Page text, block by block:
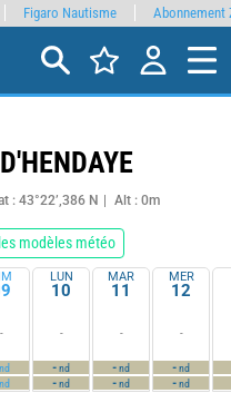
: 43°22’,386 N Alt : 0m
modèles météo
-
nd
nd
LUN
10
-
-nd
-nd
MAR
11
-
-nd
-nd
MER
12
-
-nd
-nd
Figaro Nautisme Abonnement